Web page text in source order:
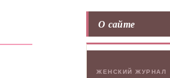
О сайте
ЖЕНСКИЙ ЖУРНАЛ